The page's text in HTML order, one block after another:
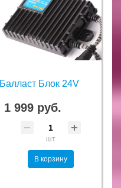
Балласт Блок 24V
1 999 руб.
шт
В корзину